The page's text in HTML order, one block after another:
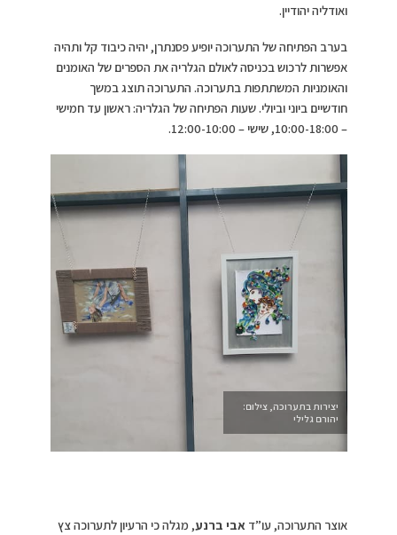
ואודליה יהודיין.
בערב הפתיחה של התערוכה יופיע פסנתרן, יהיה כיבוד קל ותהיה
אפשרות לרכוש בכניסה לאולם הגלריה את הספרים של האומנים
והאומניות המשתתפות בתערוכה. התערוכה תוצג במשך
חודשיים ביוני וביולי. שעות הפתיחה של הגלריה: ראשון עד חמישי
– 10:00-18:00, שישי – 12:00-10:00.
יצירות בתערוכה, צילום:
יהורם גלילי
אוצר התערוכה, עו”ד אבי ברנע, מגלה כי הרעיון לתערוכה צץ